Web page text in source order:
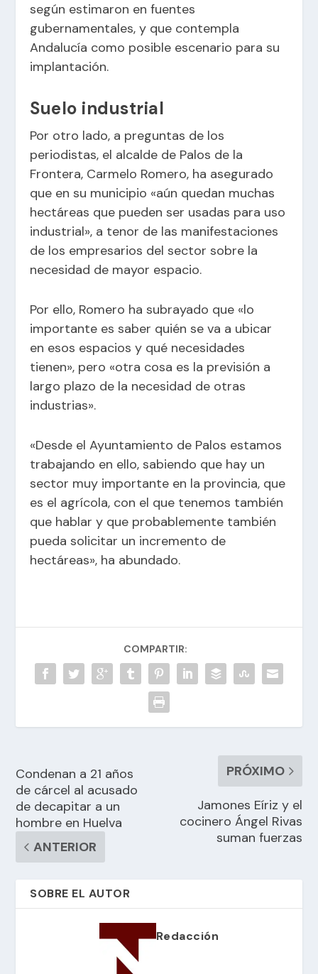
según estimaron en fuentes
gubernamentales, y que contempla
Andalucía como posible escenario para su
implantación.
Suelo industrial
Por otro lado, a preguntas de los
periodistas, el alcalde de Palos de la
Frontera, Carmelo Romero, ha asegurado
que en su municipio «aún quedan muchas
hectáreas que pueden ser usadas para uso
industrial», a tenor de las manifestaciones
de los empresarios del sector sobre la
necesidad de mayor espacio.
Por ello, Romero ha subrayado que «lo
importante es saber quién se va a ubicar
en esos espacios y qué necesidades
tienen», pero «otra cosa es la previsión a
largo plazo de la necesidad de otras
industrias».
«Desde el Ayuntamiento de Palos estamos
trabajando en ello, sabiendo que hay un
sector muy importante en la provincia, que
es el agrícola, con el que tenemos también
que hablar y que probablemente también
pueda solicitar un incremento de
hectáreas», ha abundado.
COMPARTIR:
Condenan a 21 años
de cárcel al acusado
de decapitar a un
hombre en Huelva
ANTERIOR
PRÓXIMO
Jamones Eíriz y el
cocinero Ángel Rivas
suman fuerzas
SOBRE EL AUTOR
Redacción